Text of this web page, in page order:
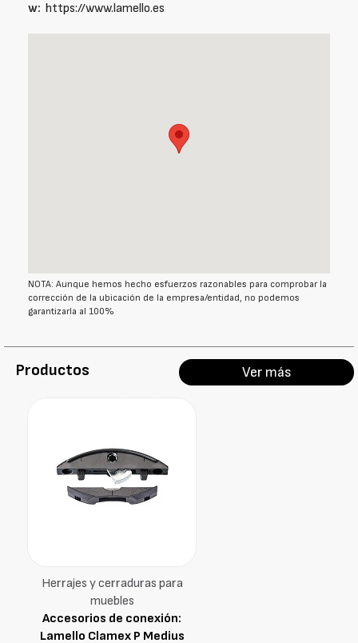
w: https://www.lamello.es
NOTA: Aunque hemos hecho esfuerzos razonables para comprobar la
corrección de la ubicación de la empresa/entidad, no podemos
garantizarla al 100%
Productos Ver más
Herrajes y cerraduras para
muebles
Accesorios de conexión:
Lamello Clamex P Medius